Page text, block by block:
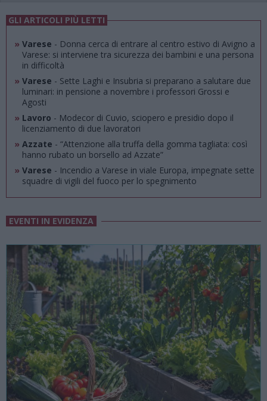
GLI ARTICOLI PIÙ LETTI
» Varese - Donna cerca di entrare al centro estivo di Avigno a
Varese: si interviene tra sicurezza dei bambini e una persona
in difficoltà
» Varese - Sette Laghi e Insubria si preparano a salutare due
luminari: in pensione a novembre i professori Grossi e
Agosti
» Lavoro - Modecor di Cuvio, sciopero e presidio dopo il
licenziamento di due lavoratori
» Azzate - “Attenzione alla truffa della gomma tagliata: così
hanno rubato un borsello ad Azzate”
» Varese - Incendio a Varese in viale Europa, impegnate sette
squadre di vigili del fuoco per lo spegnimento
EVENTI IN EVIDENZA